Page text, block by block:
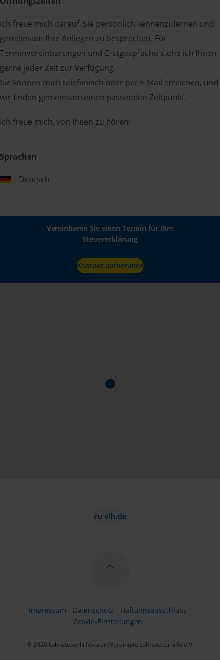
Ich freue mich darauf, Sie persönlich kennenzulernen und
gemeinsam Ihre Anliegen zu besprechen. Für
Terminvereinbarungen und Erstgespräche stehe ich Ihnen
gerne jeder Zeit zur Verfügung.
Sie können mich telefonisch oder per E-Mail erreichen, und
wir finden gemeinsam einen passenden Zeitpunkt.
Ich freue mich, von Ihnen zu hören!
Sprachen
Deutsch
Vereinbaren Sie einen Termin für Ihre
Steuererklärung
Kontakt aufnehmen
zu vlh.de
Impressum Datenschutz
Haftungsausschluss
Cookie-Einstellungen
© 2026 Lohnsteuerhilfeverein Vereinigte Lohnsteuerhilfe e.V.